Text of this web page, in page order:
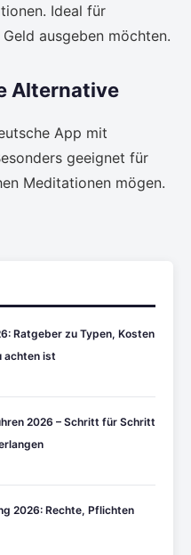
Ideal für
ausgeben möchten.
Alternative
App mit
geeignet für
Meditationen mögen.
Ratgeber zu Typen, Kosten
achten ist
2026 – Schritt für Schritt
2026: Rechte, Pflichten